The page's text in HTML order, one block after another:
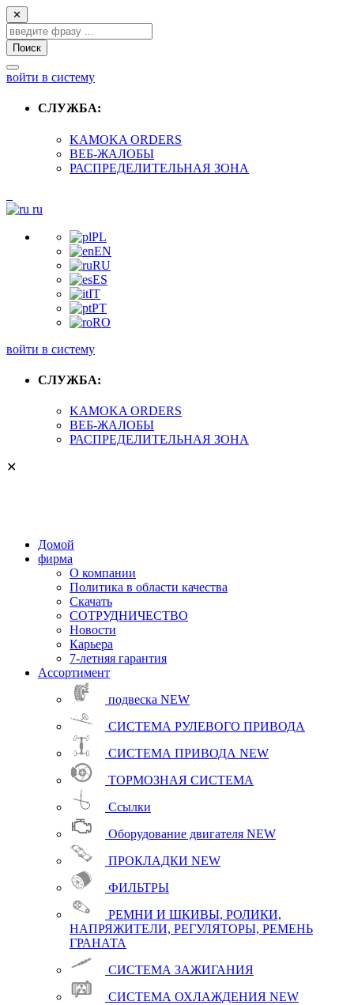
✕
Поиск
войти в систему
СЛУЖБА:
KAMOKA ORDERS
ВЕБ-ЖАЛОБЫ
РАСПРЕДЕЛИТЕЛЬНАЯ ЗОНА
ru
PL
EN
RU
ES
IT
PT
RO
войти в систему
СЛУЖБА:
KAMOKA ORDERS
ВЕБ-ЖАЛОБЫ
РАСПРЕДЕЛИТЕЛЬНАЯ ЗОНА
✕
Домой
фирма
О компании
Политика в области качества
Скачать
СОТРУДНИЧЕСТВО
Новости
Карьера
7-летняя гарантия
Aссортимент
подвеска NEW
СИСТЕМА РУЛЕВОГО ПРИВОДА
СИСТЕМА ПРИВОДА NEW
ТОРМОЗНАЯ СИСТЕМА
Ссылки
Оборудование двигателя NEW
ПРОКЛАДКИ NEW
ФИЛЬТРЫ
РЕМНИ И ШКИВЫ, РОЛИКИ,
НАПРЯЖИТЕЛИ, РЕГУЛЯТОРЫ, РЕМЕНЬ
ГРАНАТА
СИСТЕМА ЗАЖИГАНИЯ
СИСТЕМА ОХЛАЖДЕНИЯ NEW